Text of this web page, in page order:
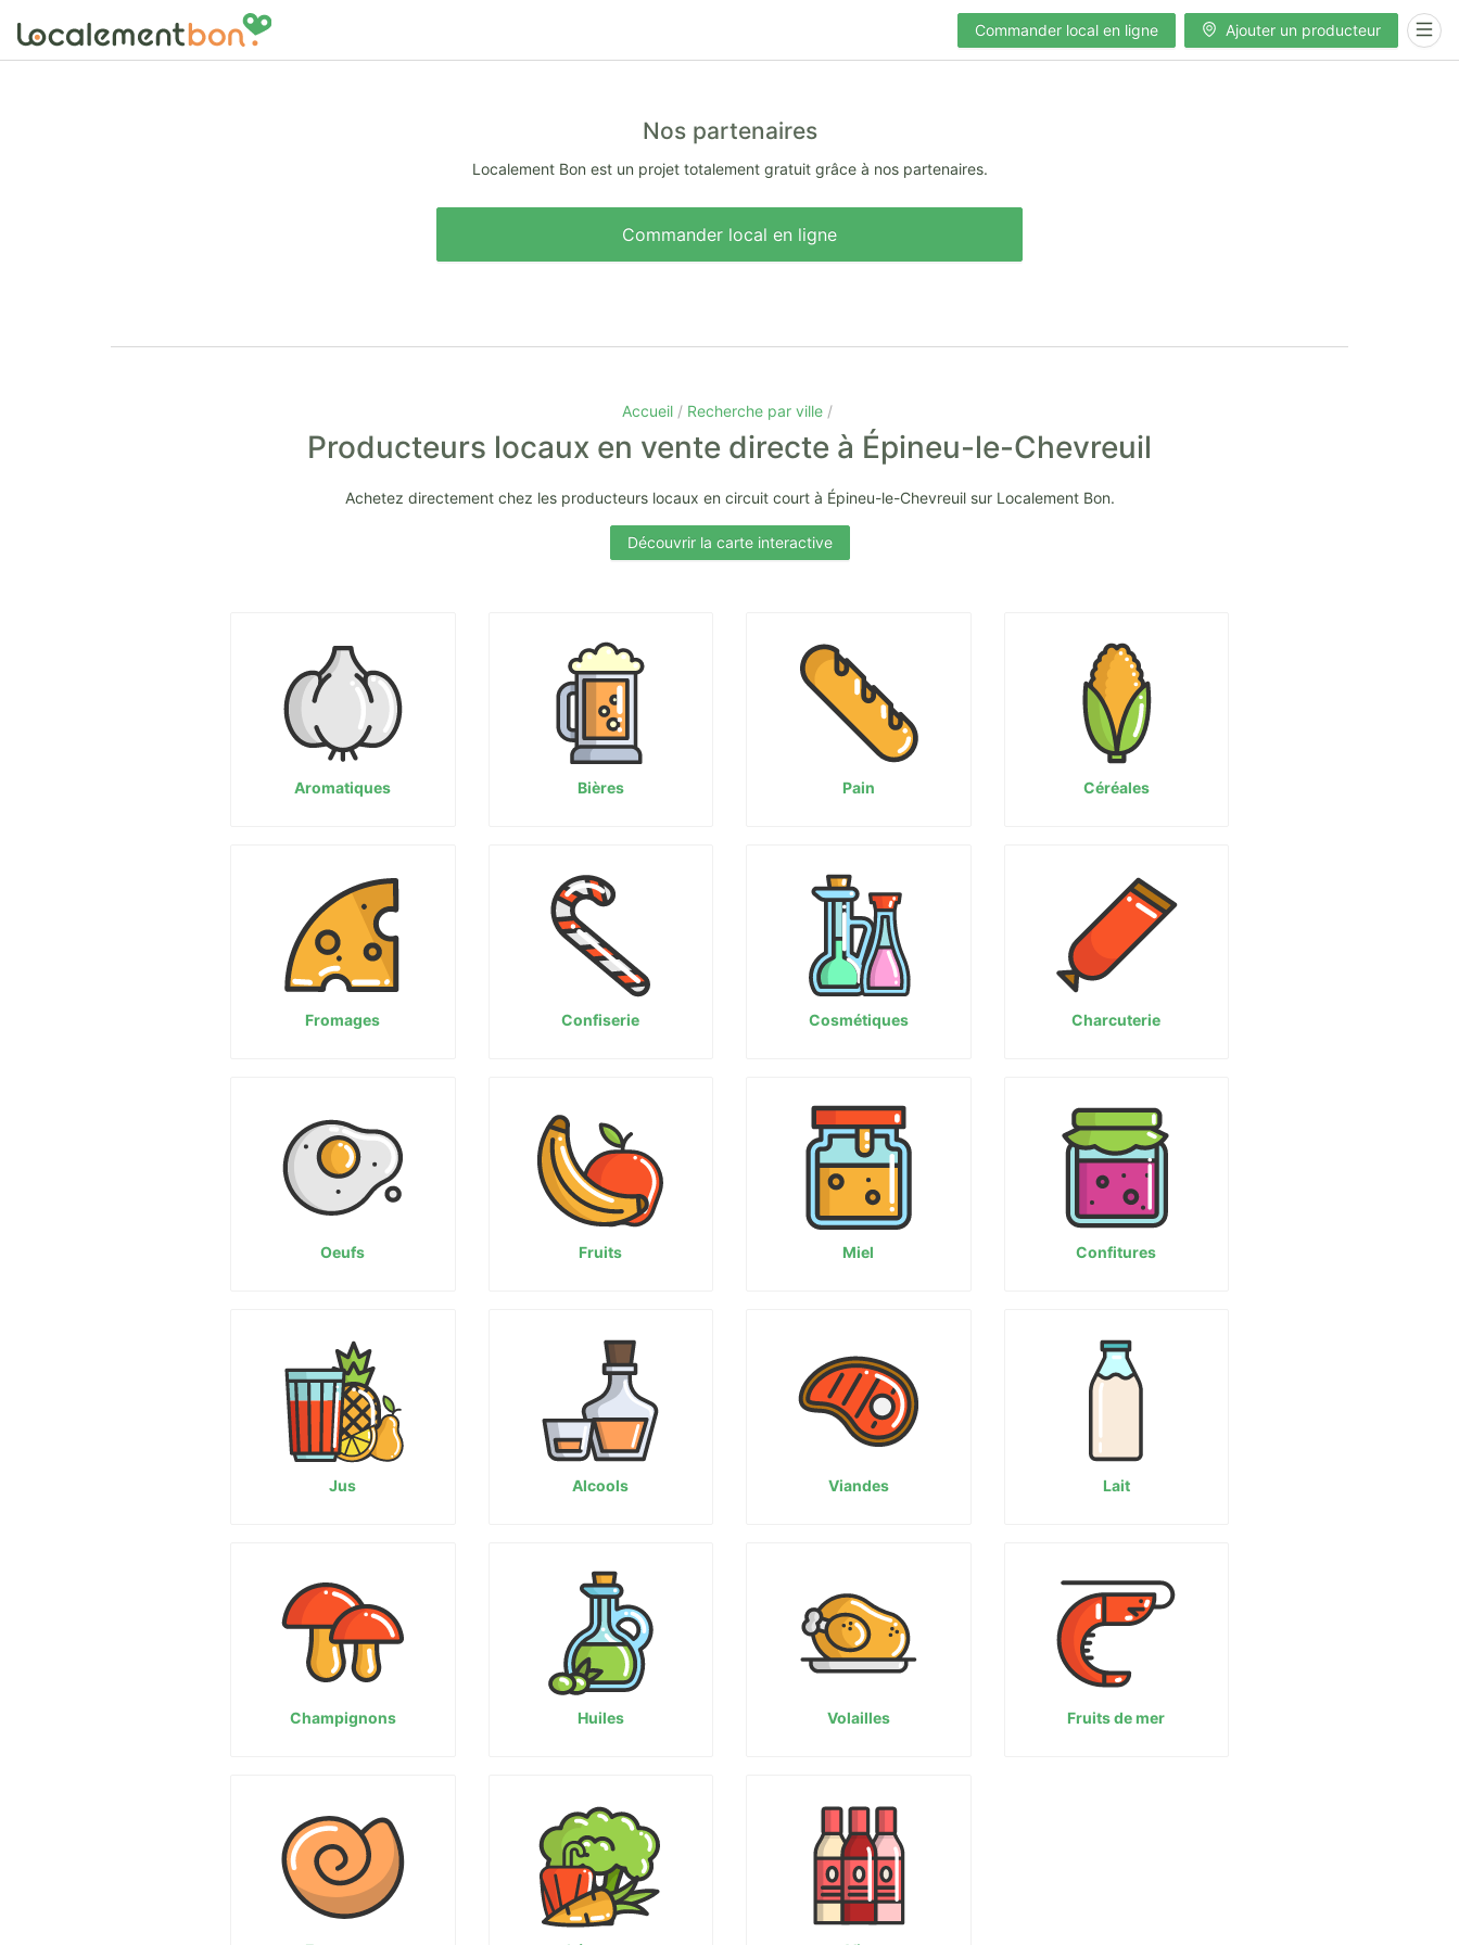
Commander local en ligne Ajouter un producteur
Nos partenaires
Localement Bon est un projet totalement gratuit grâce à nos partenaires.
Commander local en ligne
Accueil Recherche par ville
Producteurs locaux en vente directe à Épineu-le-Chevreuil
Achetez directement chez les producteurs locaux en circuit court à Épineu-le-Chevreuil sur Localement Bon.
Découvrir la carte interactive
Aromatiques Bières Pain Céréales
Fromages Confiserie Cosmétiques Charcuterie
Oeufs Fruits Miel Confitures
Jus Alcools Viandes Lait
Champignons Huiles Volailles Fruits de mer